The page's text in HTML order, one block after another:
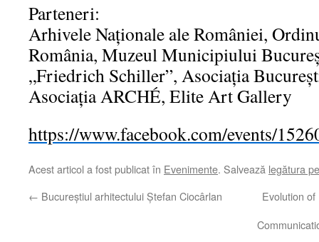
Parteneri:
Arhivele Naționale ale României,
România, Muzeul Municipiului
„Friedrich Schiller”, Asociația
Asociația ARCHÉ, Elite Art Gallery
https://www.facebook.com/events/
Acest articol a fost publicat în Evenimente. Salvează legătura
← Bucureștiul arhitectului Ștefan Ciocârlan
Evolution